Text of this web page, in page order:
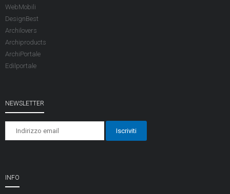
WebMobili
DesignBest
Archilovers
Archiproducts
ArchiPortale
Edilportale
NEWSLETTER
INFO